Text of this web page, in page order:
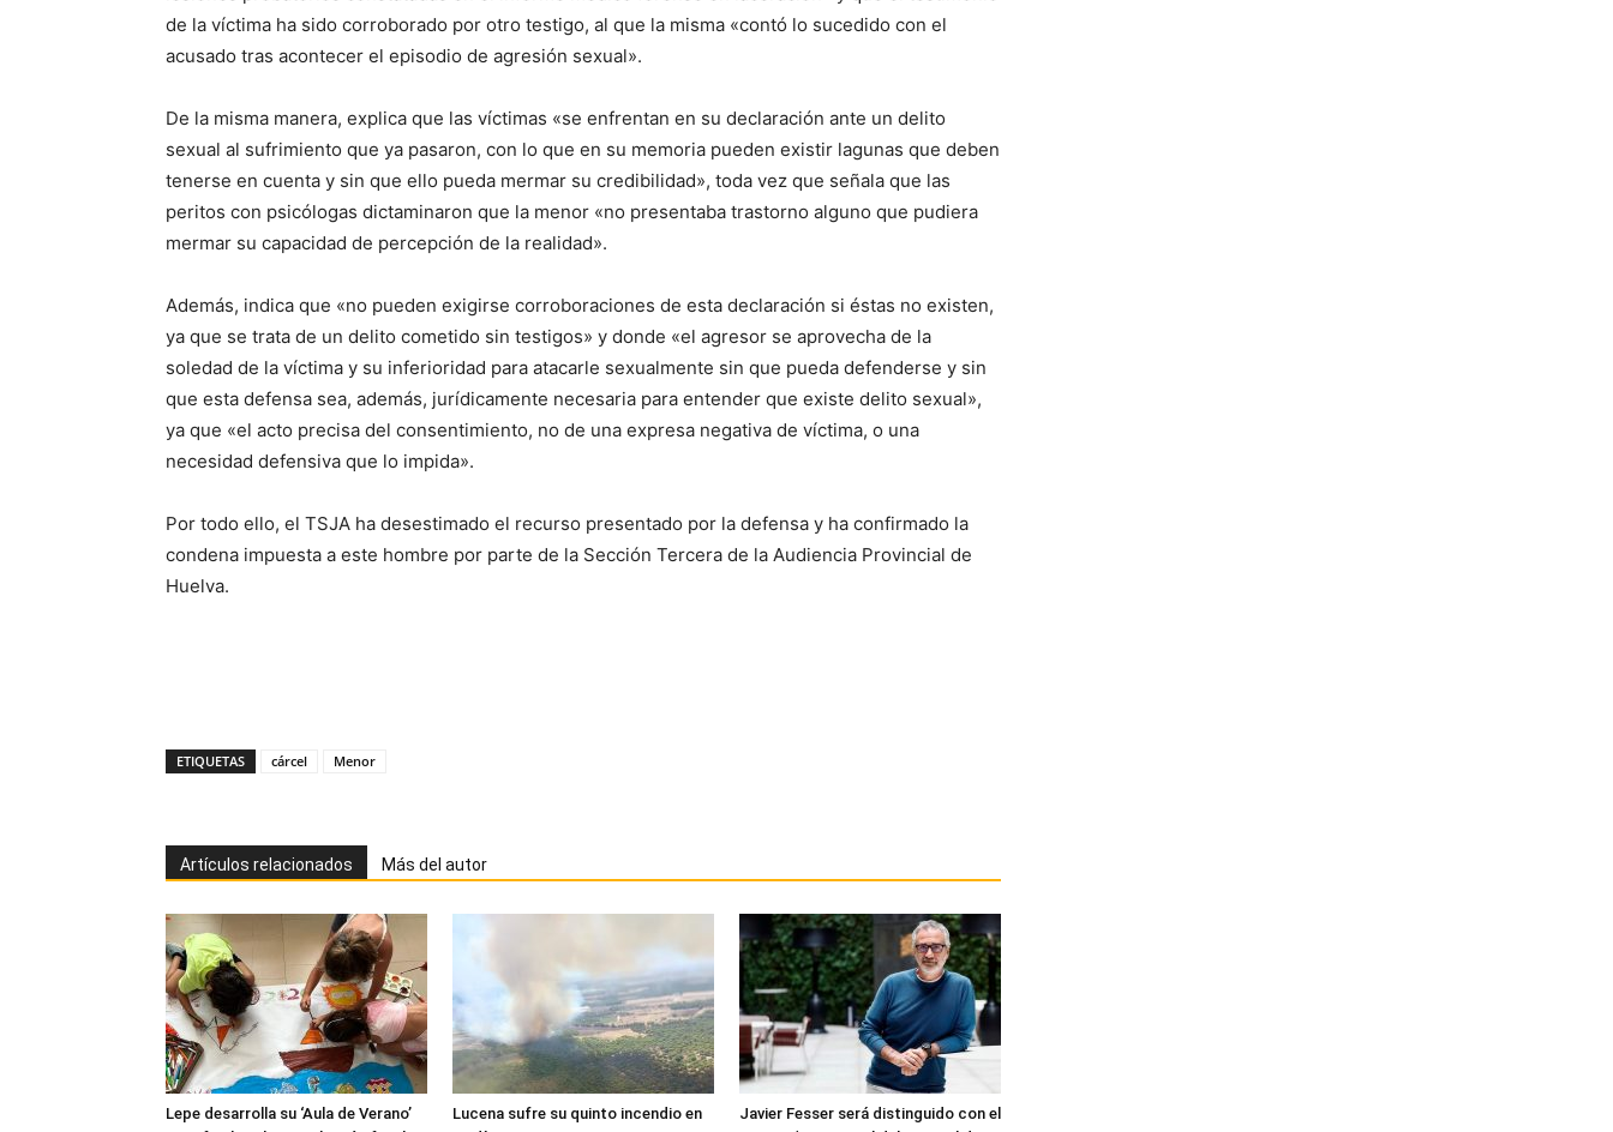
de la víctima ha sido corroborado por otro testigo, al que la misma «contó lo sucedido con el
acusado tras acontecer el episodio de agresión sexual».
De la misma manera, explica que las víctimas «se enfrentan en su declaración ante un delito
sexual al sufrimiento que ya pasaron, con lo que en su memoria pueden existir lagunas que deben
tenerse en cuenta y sin que ello pueda mermar su credibilidad», toda vez que señala que las
peritos con psicólogas dictaminaron que la menor «no presentaba trastorno alguno que pudiera
mermar su capacidad de percepción de la realidad».
Además, indica que «no pueden exigirse corroboraciones de esta declaración si éstas no existen,
ya que se trata de un delito cometido sin testigos» y donde «el agresor se aprovecha de la
soledad de la víctima y su inferioridad para atacarle sexualmente sin que pueda defenderse y sin
que esta defensa sea, además, jurídicamente necesaria para entender que existe delito sexual»,
ya que «el acto precisa del consentimiento, no de una expresa negativa de víctima, o una
necesidad defensiva que lo impida».
Por todo ello, el TSJA ha desestimado el recurso presentado por la defensa y ha confirmado la
condena impuesta a este hombre por parte de la Sección Tercera de la Audiencia Provincial de
Huelva.
ETIQUETAS cárcel Menor
Artículos relacionados Más del autor
Lepe desarrolla su ‘Aula de Verano’
Lucena sufre su quinto incendio en
Javier Fesser será distinguido con el